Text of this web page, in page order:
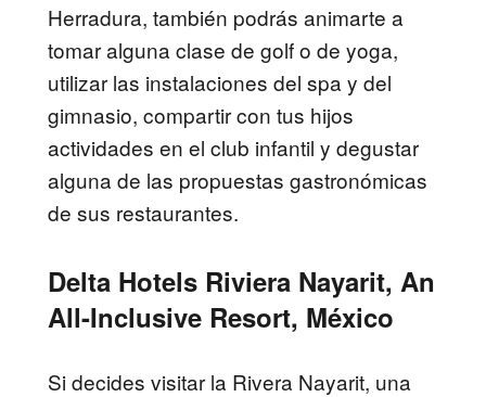
Herradura, también podrás animarte a
tomar alguna clase de golf o de yoga,
utilizar las instalaciones del spa y del
gimnasio, compartir con tus hijos
actividades en el club infantil y degustar
alguna de las propuestas gastronómicas
de sus restaurantes.
Delta Hotels Riviera Nayarit, An
All-Inclusive Resort, México
Si decides visitar la Rivera Nayarit, una